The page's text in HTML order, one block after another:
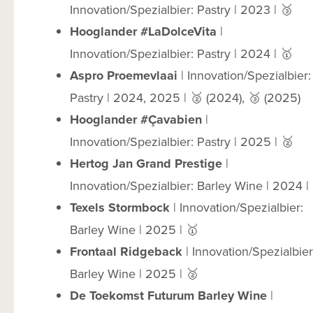
Innovation/Spezialbier: Pastry | 2023 | 🥉
Hooglander #LaDolceVita |
Innovation/Spezialbier: Pastry | 2024 | 🥇
Aspro Proemevlaai | Innovation/Spezialbier:
Pastry | 2024, 2025 | 🥈 (2024), 🥉 (2025)
Hooglander #Çavabien |
Innovation/Spezialbier: Pastry | 2025 | 🥈
Hertog Jan Grand Prestige |
Innovation/Spezialbier: Barley Wine | 2024 |
Texels Stormbock | Innovation/Spezialbier:
Barley Wine | 2025 | 🥇
Frontaal Ridgeback | Innovation/
Barley Wine | 2025 | 🥈
De Toekomst Futurum Barley Wine |